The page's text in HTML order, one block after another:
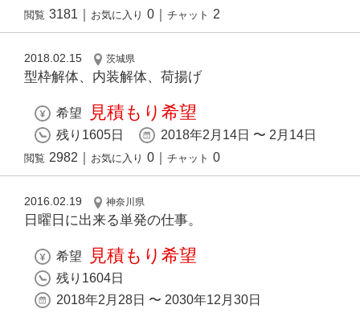
閲覧 3181 お気に入り 0 チャット 2
2018.02.15 茨城県
型枠解体、内装解体、荷揚げ
希望 見積もり希望
残り1605日 2018年2月14日 〜 2月14日
閲覧 2982 お気に入り 0 チャット 0
2016.02.19 神奈川県
日曜日に出来る単発の仕事。
希望 見積もり希望
残り1604日
2018年2月28日 〜 2030年12月30日